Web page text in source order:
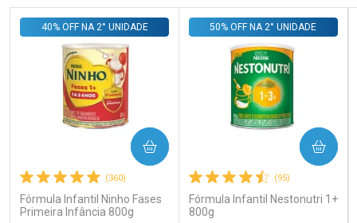
(360)
Fórmula Infantil Ninho Fases
Primeira Infância 800g
40% OFF NA 2° UNIDADE
COMPRAR
(95)
Fórmula Infantil Nestonutri 1+
800g
50% OFF NA 2° UNIDADE
COMPRAR